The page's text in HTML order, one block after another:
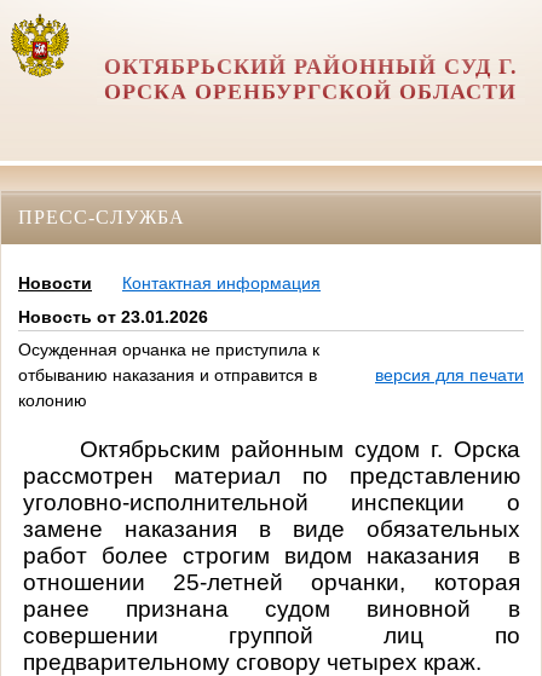
ОКТЯБРЬСКИЙ РАЙОННЫЙ СУД Г.
ОРСКА ОРЕНБУРГСКОЙ ОБЛАСТИ
ПРЕСС-СЛУЖБА
Новости
Контактная информация
Новость от 23.01.2026
Осужденная орчанка не приступила к
отбыванию наказания и отправится в
колонию
версия для печати
Октябрьским районным судом г. Орска
рассмотрен материал по представлению
уголовно-исполнительной инспекции о
замене наказания в виде обязательных
работ более строгим видом наказания в
отношении 25-летней орчанки, которая
ранее признана судом виновной в
совершении группой лиц по
предварительному сговору четырех краж.